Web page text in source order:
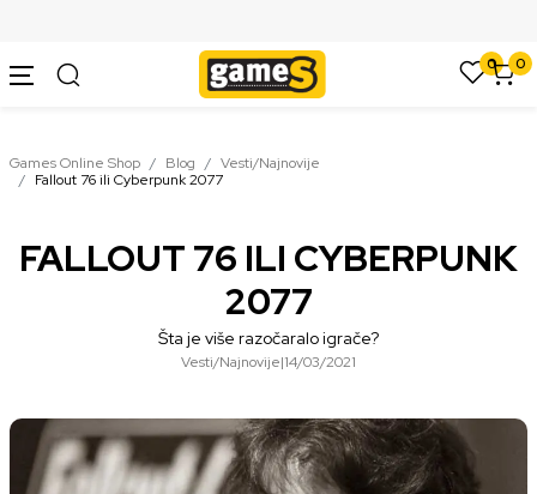
0 0
Games Online Shop Blog
Vesti/Najnovije
Fallout 76 ili Cyberpunk 2077
FALLOUT 76 ILI CYBERPUNK
2077
Šta je više razočaralo igrače?
Vesti/Najnovije|14/03/2021